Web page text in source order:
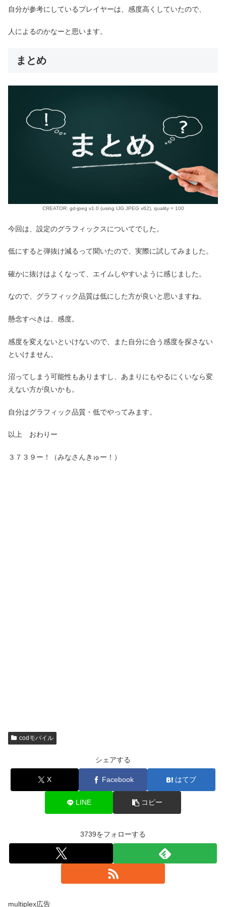
自分が参考にしているプレイヤーは、感度高くしていたので、
人によるのかなーと思います。
まとめ
CREATOR: gd-jpeg v1.0 (using IJG JPEG v62), quality = 100
今回は、設定のグラフィックスについてでした。
低にすると弾抜け減るって聞いたので、実際に試してみました。
確かに抜けはよくなって、エイムしやすいように感じました。
なので、グラフィック品質は低にした方が良いと思いますね。
懸念すべきは、感度。
感度を変えないといけないので、また自分に合う感度を探さない
といけません。
沼ってしまう可能性もありますし、あまりにもやるにくいなら変
えない方が良いかも。
自分はグラフィック品質・低でやってみます。
以上 おわりー
３７３９ー！（みなさんきゅー！）
codモバイル
シェアする
X Facebook はてブ
LINE コピー
3739をフォローする
multiplex広告